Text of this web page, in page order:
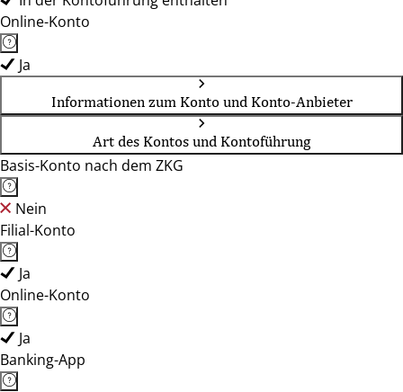
Online-Konto
Ja
Informationen zum Konto und Konto-Anbieter
Art des Kontos und Kontoführung
Basis-Konto nach dem ZKG
Nein
Filial-Konto
Ja
Online-Konto
Ja
Banking-App